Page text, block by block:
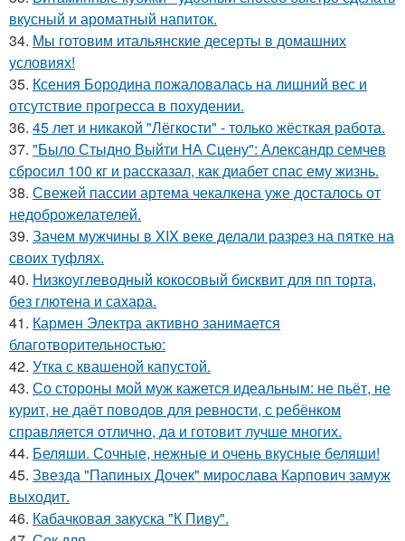
вкусный и ароматный напиток.
34. Мы готовим итальянские десерты в домашних
условиях!
35. Ксения Бородина пожаловалась на лишний вес и
отсутствие прогресса в похудении.
36. 45 лет и никакой "Лёгкости" - только жёсткая работа.
37. "Было Стыдно Выйти НА Сцену": Александр семчев
сбросил 100 кг и рассказал, как диабет спас ему жизнь.
38. Свежей пассии артема чекалкена уже досталось от
недоброжелателей.
39. Зачем мужчины в XIX веке делали разрез на пятке на
своих туфлях.
40. Низкоуглеводный кокосовый бисквит для пп торта,
без глютена и сахара.
41. Кармен Электра активно занимается
благотворительностью:
42. Утка с квашеной капустой.
43. Со стороны мой муж кажется идеальным: не пьёт, не
курит, не даёт поводов для ревности, с ребёнком
справляется отлично, да и готовит лучше многих.
44. Беляши. Сочные, нежные и очень вкусные беляши!
45. Звезда "Папиных Дочек" мирослава Карпович замуж
выходит.
46. Кабачковая закуска "К Пиву".